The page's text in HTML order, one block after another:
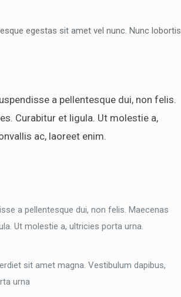
egestas sit amet vel nunc. Nunc lobortis
a pellentesque dui, non felis.
Curabitur et ligula. Ut molestie a,
ac, laoreet enim.
a pellentesque dui, non felis. Maecenas
Ut molestie a, ultricies porta urna.
sit amet magna. Vestibulum dapibus,
urna